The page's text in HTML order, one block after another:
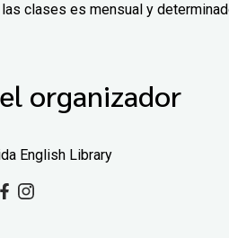
clases es mensual y
organizador
English Library